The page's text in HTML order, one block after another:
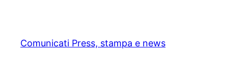
content
Comunicati Press, stampa e news